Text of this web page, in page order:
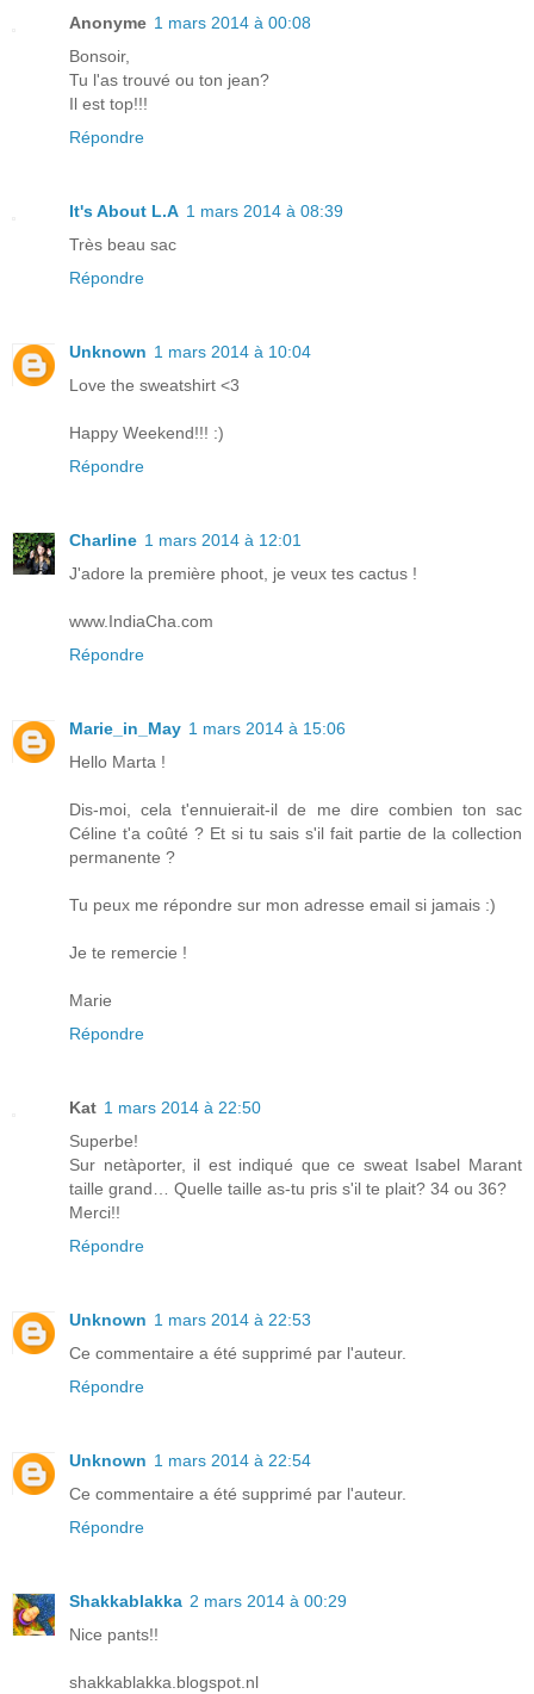
Anonyme 1 mars 2014 à 00:08
Bonsoir,
Tu l'as trouvé ou ton jean?
Il est top!!!
Répondre
It's About L.A 1 mars 2014 à 08:39
Très beau sac
Répondre
Unknown 1 mars 2014 à 10:04
Love the sweatshirt <3
Happy Weekend!!! :)
Répondre
Charline 1 mars 2014 à 12:01
J'adore la première phoot, je veux tes cactus !
www.IndiaCha.com
Répondre
Marie_in_May 1 mars 2014 à 15:06
Hello Marta !
Dis-moi, cela t'ennuierait-il de me dire combien ton sac
Céline t'a coûté ? Et si tu sais s'il fait partie de la collection
permanente ?
Tu peux me répondre sur mon adresse email si jamais :)
Je te remercie !
Marie
Répondre
Kat 1 mars 2014 à 22:50
Superbe!
Sur netàporter, il est indiqué que ce sweat Isabel Marant
taille grand… Quelle taille as-tu pris s'il te plait? 34 ou 36?
Merci!!
Répondre
Unknown 1 mars 2014 à 22:53
Ce commentaire a été supprimé par l'auteur.
Répondre
Unknown 1 mars 2014 à 22:54
Ce commentaire a été supprimé par l'auteur.
Répondre
Shakkablakka 2 mars 2014 à 00:29
Nice pants!!
shakkablakka.blogspot.nl